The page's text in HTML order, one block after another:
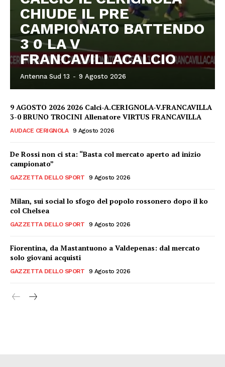
CHIUDE IL PRE
CAMPIONATO BATTENDO
3 0 LA V
FRANCAVILLACALCIO
Antenna Sud 13 - 9 Agosto 2026
9 AGOSTO 2026 2026 Calci-A.CERIGNOLA-V.FRANCAVILLA
3-0 BRUNO TROCINI Allenatore VIRTUS FRANCAVILLA
AUDACE CERIGNOLA 9 Agosto 2026
De Rossi non ci sta: “Basta col mercato aperto ad inizio
campionato”
GAZZETTA DELLO SPORT 9 Agosto 2026
Milan, sui social lo sfogo del popolo rossonero dopo il ko
col Chelsea
GAZZETTA DELLO SPORT 9 Agosto 2026
Fiorentina, da Mastantuono a Valdepenas: dal mercato
solo giovani acquisti
GAZZETTA DELLO SPORT 9 Agosto 2026